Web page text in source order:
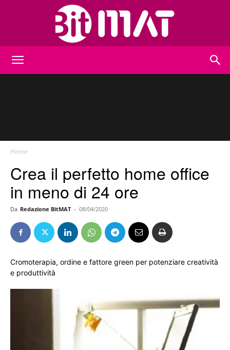
Home
Crea il perfetto home office
in meno di 24 ore
Da Redazione BitMAT - 08/04/2020
Cromoterapia, ordine e fattore green per potenziare creatività
e produttività